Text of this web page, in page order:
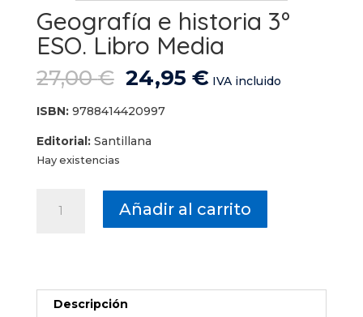
Geografía e historia 3º
ESO. Libro Media
27,00€ El
precio
original
era:
27,00 €.
24,95 €El
IVA incluido
ISBN:9788414420997
Editorial:Santillana
Hay existencias
Libro
Media
Añadir al carrito
Descripción